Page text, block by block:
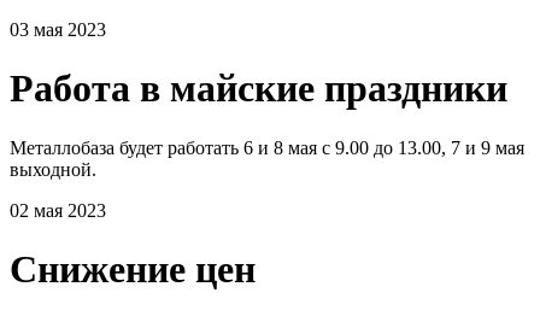
03 мая 2023
Работа в майские праздники
Металлобаза будет работать 6 и 8 мая с 9.00 до 13.00, 7 и 9 мая
выходной.
02 мая 2023
Снижение цен